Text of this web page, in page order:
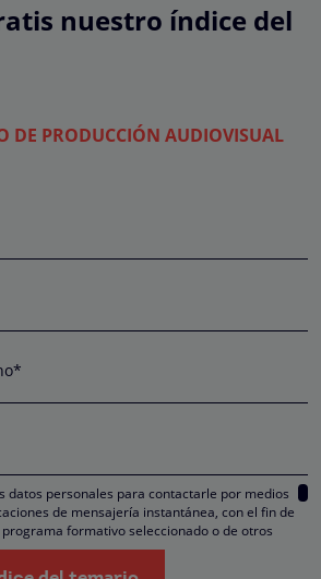
nuestro índice del
DE PRODUCCIÓN AUDIOVISUAL
datos personales para contactarle por medios
de mensajería instantánea, con el fin de
formativo seleccionado o de otros
con el interés manifestado y, en su caso, para
Compartiremos su solicitud con las